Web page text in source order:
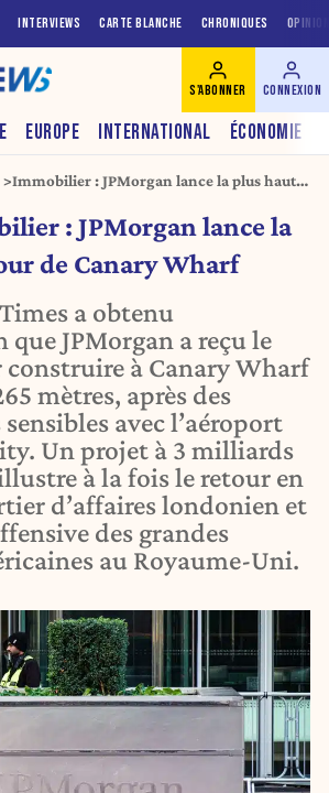
INTERVIEWS CARTE BLANCHE CHRONIQUES
EUROPE INTERNATIONAL ÉCONOMIE
S'ABONNER CONNEXION
Immobilier : JPMorgan lance la plus haute
: JPMorgan lance la
de Canary Wharf
a obtenu
JPMorgan a reçu le
à Canary Wharf
mètres, après des
avec l’aéroport
Un projet à 3 milliards
à la fois le retour en
d’affaires londonien et
des grandes
au Royaume-Uni.